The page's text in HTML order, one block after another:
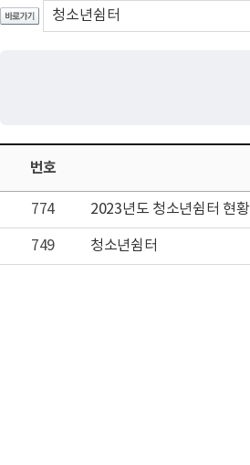
번호
774 2023년도 청소년쉼터 현황
749 청소년쉼터